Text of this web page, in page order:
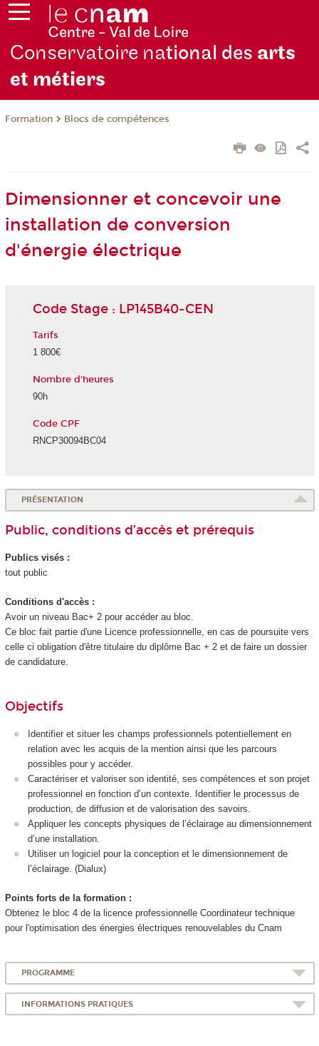
Conservatoire national des arts
et métiers
Formation Blocs de compétences
Dimensionner et concevoir une
installation de conversion
d'énergie électrique
Code Stage : LP145B40-CEN
Tarifs
1 800€
Nombre d'heures
90h
Code CPF
RNCP30094BC04
PRÉSENTATION
Public, conditions d’accès et prérequis
Publics visés :
tout public
Conditions d'accès :
Avoir un niveau Bac+ 2 pour accéder au bloc.
Ce bloc fait partie d'une Licence professionnelle, en cas de poursuite vers
celle ci obligation d'être titulaire du diplôme Bac + 2 et de faire un dossier
de candidature.
Objectifs
Identifier et situer les champs professionnels potentiellement en
relation avec les acquis de la mention ainsi que les parcours
possibles pour y accéder.
Caractériser et valoriser son identité, ses compétences et son projet
professionnel en fonction d’un contexte. Identifier le processus de
production, de diffusion et de valorisation des savoirs.
Appliquer les concepts physiques de l’éclairage au dimensionnement
d’une installation.
Utiliser un logiciel pour la conception et le dimensionnement de
l’éclairage. (Dialux)
Points forts de la formation :
Obtenez le bloc 4 de la licence professionnelle Coordinateur technique
pour l'optimisation des énergies électriques renouvelables du Cnam
PROGRAMME
INFORMATIONS PRATIQUES